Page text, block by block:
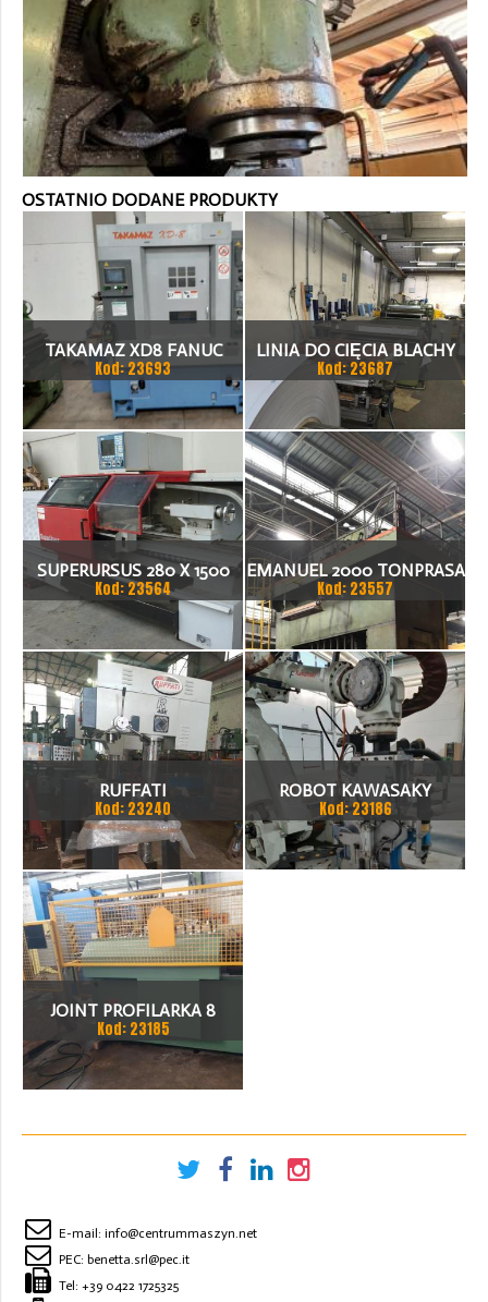
OSTATNIO DODANE PRODUKTY
TAKAMAZ XD8 FANUC
21ITA TOKARKA CNC
Kod: 23693
LINIA DO CIĘCIA BLACHY
1.500 X 1,5 (2,5) MM
Kod: 23687
SUPERURSUS 280 X 1500
TOKARKA
Kod: 23564
EMANUEL 2000 TONPRASA
HYDRAULICZNA 3200 X
2000
Kod: 23557
RUFFATI
Kod: 23240
ROBOT KAWASAKY
Kod: 23186
JOINT PROFILARKA 8
STACJI
Kod: 23185
E-mail: info@centrummaszyn.net
PEC: benetta.srl@pec.it
Tel: +39 0422 1725325